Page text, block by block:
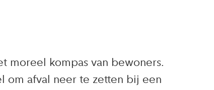
moreel kompas van bewoners.
om afval neer te zetten bij een